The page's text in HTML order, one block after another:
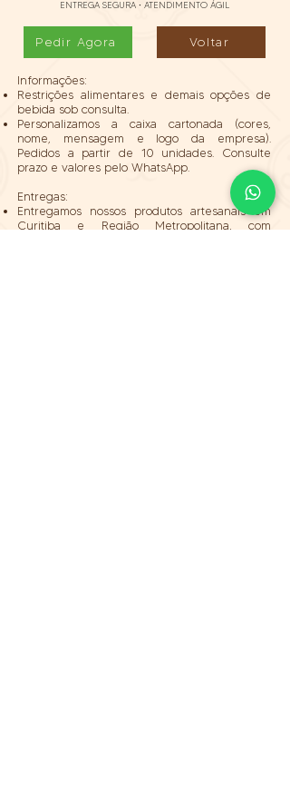
ENTREGA SEGURA • ATENDIMENTO ÁGIL
Pedir Agora Voltar
Informações:
Restrições alimentares e demais opções de
bebida sob consulta.
Personalizamos a caixa cartonada (cores,
nome, mensagem e logo da empresa).
Pedidos a partir de 10 unidades. Consulte
prazo e valores pelo WhatsApp.
Entregas:
Entregamos nossos produtos artesanais em
Curitiba e Região Metropolitana, com